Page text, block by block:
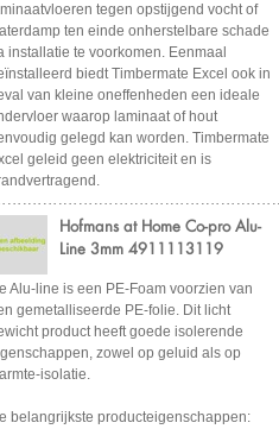
tegen opstijgend vocht of
ten einde onherstelbare schade
installatie te voorkomen. Eenmaal
biedt Timbermate Excel ook in
van kleine oneffenheden een ideale
waarop laminaat of hout
gelegd kan worden. Timbermate
geleid geen elektriciteit en is
Hofmans at Home Co-pro Alu-
Line 3mm 4911113119
Alu-line is een PE-Foam voorzien van
gemetalliseerde PE-folie. Dit licht
product heeft goede isolerende
zowel op geluid als op
isolatie.
belangrijkste producteigenschappen: